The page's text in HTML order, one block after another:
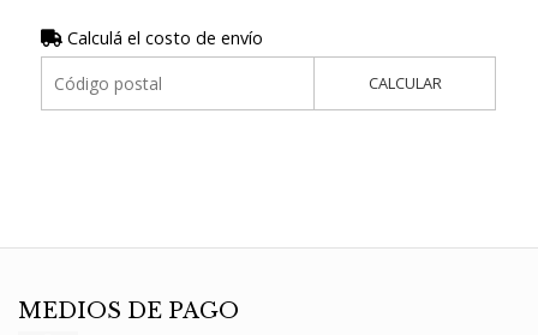
Calculá el costo de envío
CALCULAR
MEDIOS DE PAGO